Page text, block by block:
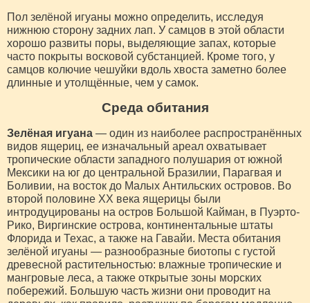
Пол зелёной игуаны можно определить, исследуя
нижнюю сторону задних лап. У самцов в этой области
хорошо развиты поры, выделяющие запах, которые
часто покрыты восковой субстанцией. Кроме того, у
самцов колючие чешуйки вдоль хвоста заметно более
длинные и утолщённые, чем у самок.
Среда обитания
Зелёная игуана — один из наиболее распространённых
видов ящериц, ее изначальный ареал охватывает
тропические области западного полушария от южной
Мексики на юг до центральной Бразилии, Парагвая и
Боливии, на восток до Малых Антильских островов. Во
второй половине ХХ века ящерицы были
интродуцированы на остров Большой Кайман, в Пуэрто-
Рико, Виргинские острова, континентальные штаты
Флорида и Техас, а также на Гавайи. Места обитания
зелёной игуаны — разнообразные биотопы с густой
древесной растительностью: влажные тропические и
мангровые леса, а также открытые зоны морских
побережий. Большую часть жизни они проводит на